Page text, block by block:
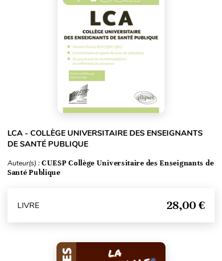
LCA - COLLÈGE UNIVERSITAIRE DES ENSEIGNANTS
DE SANTÉ PUBLIQUE
Auteur(s) : CUESP Collège Universitaire des Enseignants de
Santé Publique
LIVRE 28,00 €